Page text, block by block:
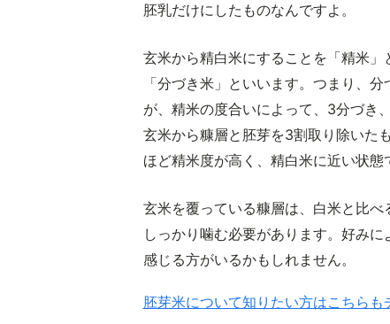
胚乳だけにしたものなんですよ。
玄米から精白米にすることを「精米
「分づき米」といいます。つまり、
が、精米の度合いによって、3分づき
玄米から糠層と胚芽を3割取り除いた
ほど精米度が高く、精白米に近い状態
玄米を覆っている糠層は、白米と比
しっかり噛む必要があります。好み
感じる方がいるかもしれません。
胚芽米について知りたい方はこちらも